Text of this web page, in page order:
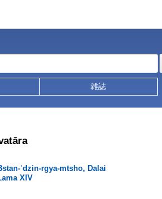
雑誌
ʾdzin-rgya-mtsho, Dalai
XIV